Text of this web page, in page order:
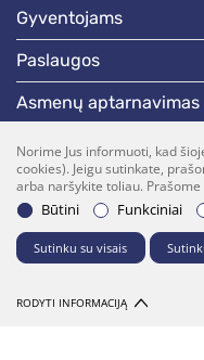
gyventojams
paslaugos
asmenų aptarnavimas
naujienos
skelbimai
darbotvarkės
Norime Jus informuoti, kad
cookies). Jeigu sutinkate,
arba naršykite toliau.
Būtini
Funkciniai
Sutinku su visais
RODYTI INFORMACIJĄ